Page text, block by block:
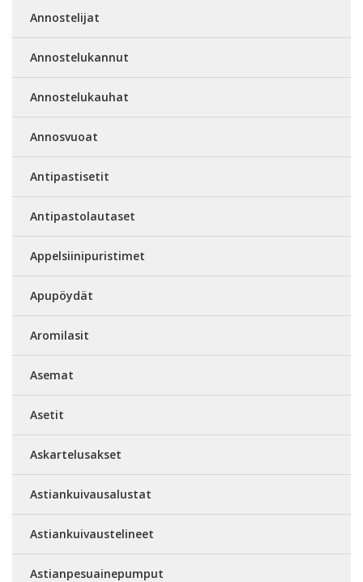
Annostelijat
Annostelukannut
Annostelukauhat
Annosvuoat
Antipastisetit
Antipastolautaset
Appelsiinipuristimet
Apupöydät
Aromilasit
Asemat
Asetit
Askartelusakset
Astiankuivausalustat
Astiankuivaustelineet
Astianpesuainepumput